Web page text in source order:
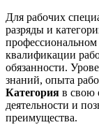
Для рабочих
разряды и
профессиональном
квалификации
обязанности.
знаний, опыта
Категория в свою
деятельности и
преимущества.